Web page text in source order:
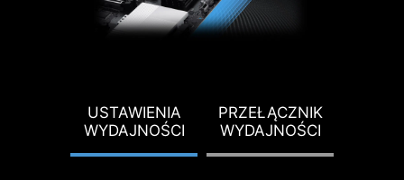
USTAWIENIA
WYDAJNOŚCI
PRZEŁĄCZNIK
WYDAJNOŚCI
funkcji podkręcania pamięci, w tym
12%